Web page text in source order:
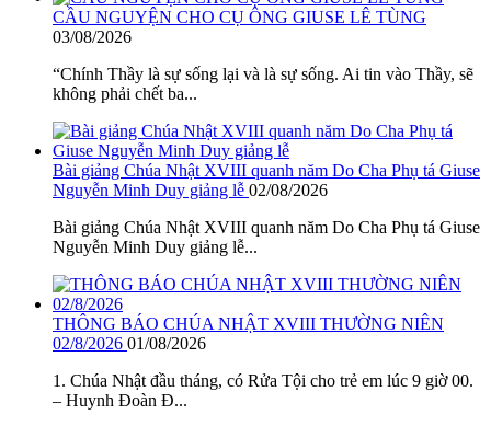
CẦU NGUYỆN CHO CỤ ÔNG GIUSE LÊ TÙNG
03/08/2026
“Chính Thầy là sự sống lại và là sự sống. Ai tin vào Thầy, sẽ
không phải chết ba...
Bài giảng Chúa Nhật XVIII quanh năm Do Cha Phụ tá Giuse
Nguyễn Minh Duy giảng lễ 02/08/2026
Bài giảng Chúa Nhật XVIII quanh năm Do Cha Phụ tá Giuse
Nguyễn Minh Duy giảng lễ...
THÔNG BÁO CHÚA NHẬT XVIII THƯỜNG NIÊN
02/8/2026 01/08/2026
1. Chúa Nhật đầu tháng, có Rửa Tội cho trẻ em lúc 9 giờ 00.
– Huynh Đoàn Đ...